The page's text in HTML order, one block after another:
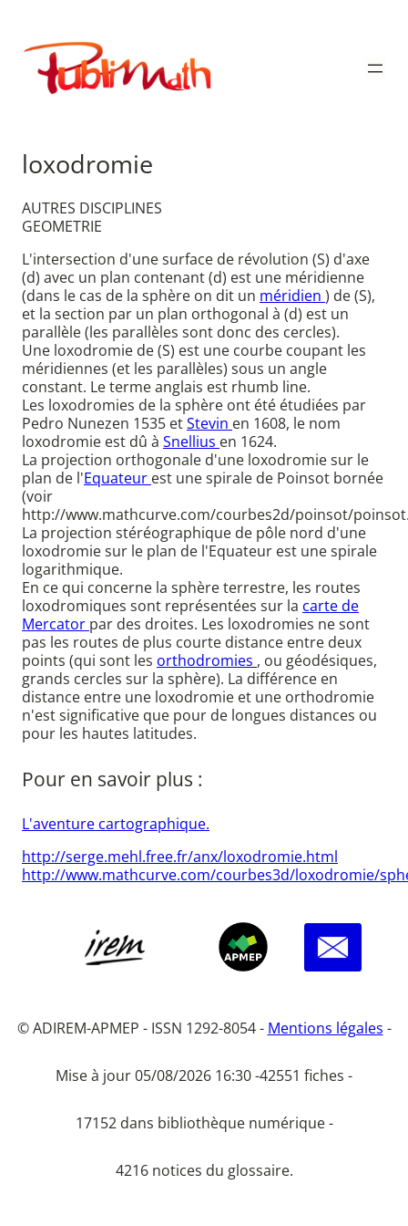
contenu
Publimath
loxodromie
AUTRES DISCIPLINES
GEOMETRIE
L'intersection d'une surface de révolution (S) d'axe
(d) avec un plan contenant (d) est une méridienne
(dans le cas de la sphère on dit un méridien ) de (S),
et la section par un plan orthogonal à (d) est un
parallèle (les parallèles sont donc des cercles).
Une loxodromie de (S) est une courbe coupant les
méridiennes (et les parallèles) sous un angle
constant. Le terme anglais est rhumb line.
Les loxodromies de la sphère ont été étudiées par
Pedro Nunezen 1535 etStevin en 1608, le nom
loxodromie est dû à Snellius en 1624.
La projection orthogonale d'une loxodromie sur le
plan de l'Equateur est une spirale de Poinsot bornée
(voir
http://www.mathcurve.com/courbes2d/poinsot/
La projection stéréographique de pôle nord d'une
loxodromie sur le plan de l'Equateur est une spirale
logarithmique.
En ce qui concerne la sphère terrestre, les routes
loxodromiques sont représentées sur la carte de
Mercator par des droites. Les loxodromies ne sont
pas les routes de plus courte distance entre deux
points (qui sont les orthodromies , ou géodésiques,
grands cercles sur la sphère). La différence en
distance entre une loxodromie et une orthodromie
n'est significative que pour de longues distances ou
pour les hautes latitudes.
Pour en savoir plus :
L'aventure cartographique.
http://serge.mehl.free.fr/anx/loxodromie.html
http://www.mathcurve.com/courbes3d/loxodromie/
© ADIREM-APMEP - ISSN 1292-8054 - Mentions légales -
Mise à jour 05/08/2026 16:30 -42551 fiches -
17152 dans bibliothèque numérique -
4216 notices du glossaire.